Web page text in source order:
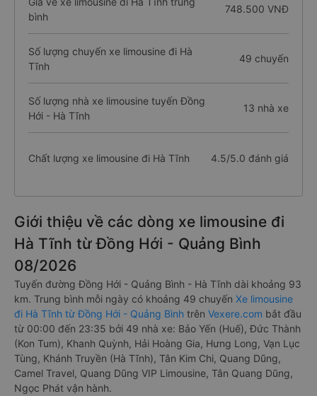
bình
748.500 VNĐ
Số lượng chuyến xe limousine đi Hà
Tĩnh
49 chuyến
Số lượng nhà xe limousine tuyến Đồng
Hới - Hà Tĩnh
13 nhà xe
Chất lượng xe limousine đi Hà Tĩnh 4.5/5.0 đánh giá
Giới thiệu về các dòng xe limousine đi
Hà Tĩnh từ Đồng Hới - Quảng Bình
08/2026
Tuyến đường Đồng Hới - Quảng Bình - Hà Tĩnh dài khoảng 93
km. Trung bình mỗi ngày có khoảng 49 chuyến Xe limousine
đi Hà Tĩnh từ Đồng Hới - Quảng Bình trên Vexere.com bắt đầu
từ 00:00 đến 23:35 bởi 49 nhà xe: Bảo Yến (Huế), Đức Thành
(Kon Tum), Khanh Quỳnh, Hải Hoàng Gia, Hưng Long, Vạn Lục
Tùng, Khánh Truyền (Hà Tĩnh), Tân Kim Chi, Quang Dũng,
Camel Travel, Quang Dũng VIP Limousine, Tân Quang Dũng,
Ngọc Phát vận hành.